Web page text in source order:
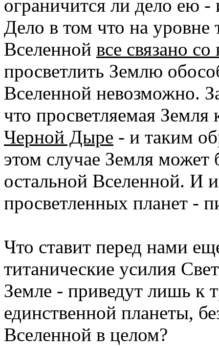
ограничится ли дело ею
Дело в том что на уровне
Вселенной все связано со
просветлить Землю
Вселенной невозможно.
что просветляемая
Черной Дыре - и таким
этом случае Земля может
остальной Вселенной. И
просветленных планет -
Что ставит перед нами
титанические усилия
Земле - приведут лишь к
единственной планеты,
Вселенной в целом?